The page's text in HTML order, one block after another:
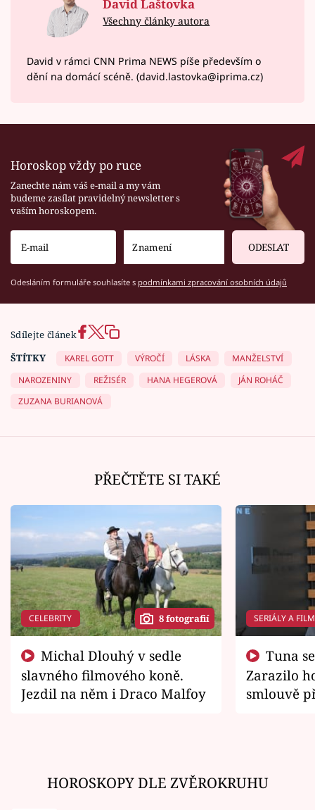
David Laštovka
Všechny články autora
David v rámci CNN Prima NEWS píše především o
dění na domácí scéně. (david.lastovka@iprima.cz)
Horoskop vždy po ruce
Zanechte nám váš e-mail a my vám
budeme zasílat pravidelný newsletter s
vaším horoskopem.
ODESLAT
Odesláním formuláře souhlasíte s podmínkami zpracování osobních údajů
Sdílejte článek
ŠTÍTKY
KAREL GOTT VÝROČÍ LÁSKA
MANŽELSTVÍ
NAROZENINY
REŽISÉR HANA HEGEROVÁ
JÁN ROHÁČ
ZUZANA BURIANOVÁ
PŘEČTĚTE SI TAKÉ
CELEBRITY 8 fotografií
slavného filmového koně.
Jezdil na něm i Draco Malfoy
SERIÁLY A
Zarazilo
smlouvě
HOROSKOPY DLE ZVĚROKRUHU